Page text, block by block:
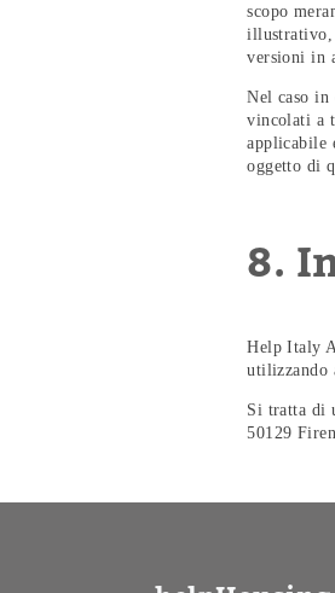
scopo
illustrativo,
versioni in
Nel caso in
vincolati a
applicabile
oggetto di
8.
Help Italy
utilizzando
Si tratta di
50129